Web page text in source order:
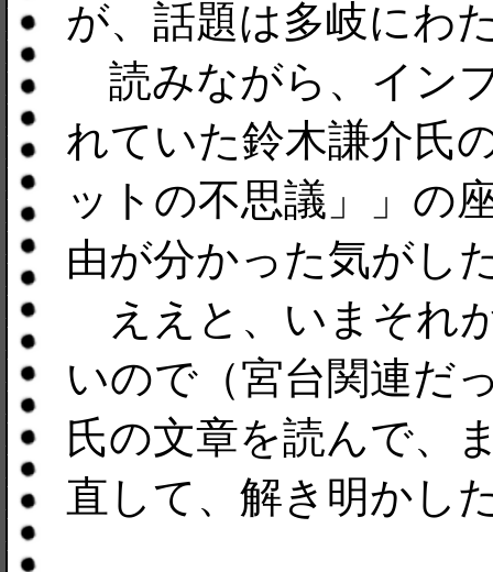
が、話題は多岐にわ
読みながら、イン
れていた鈴木謙介氏
ットの不思議」」の
由が分かった気がし
ええと、いまそれ
いので（宮台関連だ
氏の文章を読んで、
直して、解き明かし